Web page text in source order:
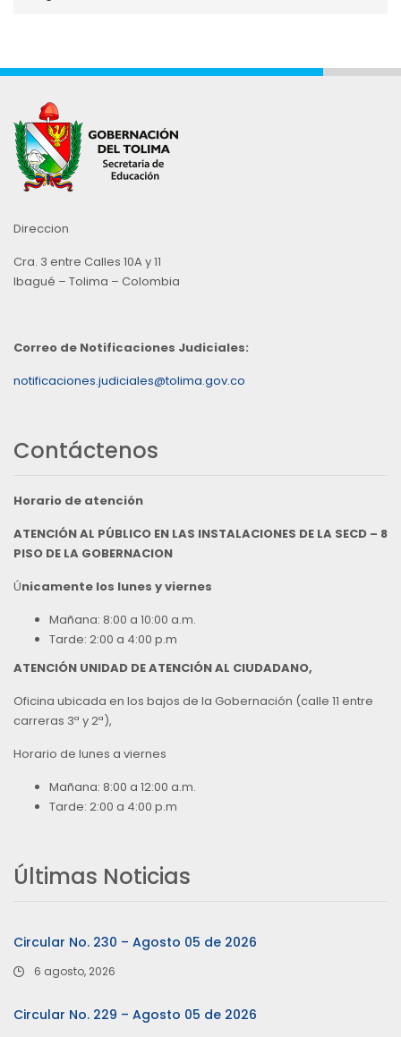
Direccion
Cra. 3 entre Calles 10A y 11
Ibagué – Tolima – Colombia
Correo de Notificaciones Judiciales:
notificaciones.judiciales@tolima.gov.co
Contáctenos
Horario de atención
ATENCIÓN AL PÚBLICO EN LAS INSTALACIONES DE LA SECD – 8
PISO DE LA GOBERNACION
Únicamente los lunes y viernes
Mañana: 8:00 a 10:00 a.m.
Tarde: 2:00 a 4:00 p.m
ATENCIÓN UNIDAD DE ATENCIÓN AL CIUDADANO,
Oficina ubicada en los bajos de la Gobernación (calle 11 entre
carreras 3ª y 2ª),
Horario de lunes a viernes
Mañana: 8:00 a 12:00 a.m.
Tarde: 2:00 a 4:00 p.m
Últimas Noticias
Circular No. 230 – Agosto 05 de 2026
6 agosto, 2026
Circular No. 229 – Agosto 05 de 2026